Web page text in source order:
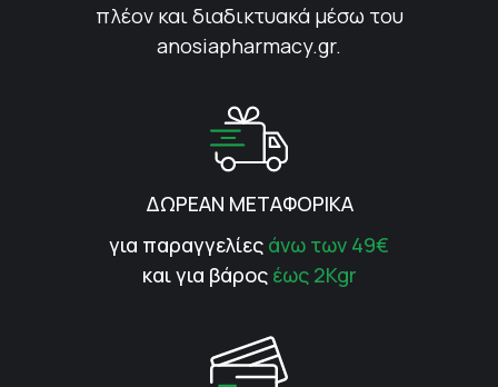
πλέον και διαδικτυακά μέσω του
anosiapharmacy.gr.
ΔΩΡΕΑΝ ΜΕΤΑΦΟΡΙΚΑ
για παραγγελίες άνω των 49€
και για βάρος έως 2Kgr